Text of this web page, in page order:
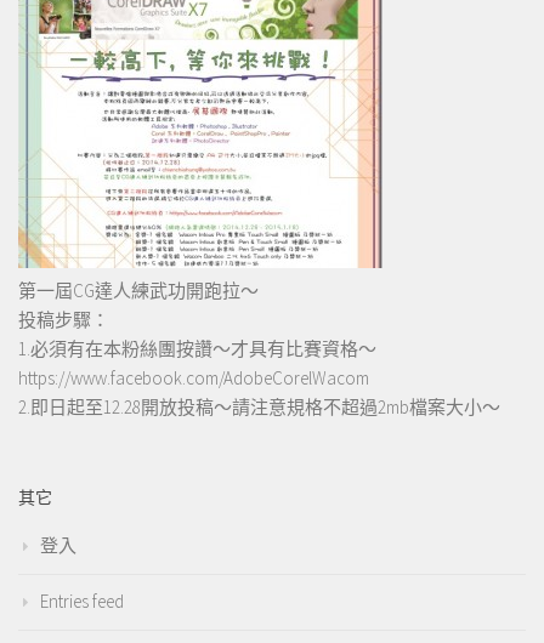
第一屆CG達人練武功開跑拉～
投稿步驟：
1.必須有在本粉絲團按讚～才具有比賽資格～
https://www.facebook.com/AdobeCorelWacom
2.即日起至12.28開放投稿～請注意規格不超過2mb檔案大小～
其它
登入
Entries feed